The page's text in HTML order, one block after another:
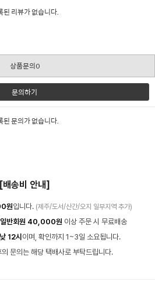
된 리뷰가 없습니다.
상품문의0
문의하기
된 문의가 없습니다.
[배송비 안내]
원입니다. (제주/도서/산간/오지 일부지역 추가)
반회원 40,000원 이상 주문 시 무료배송
낮 12시이며, 확인까지 1~3일 소요됩니다.
문의는 해당 택배사로 부탁드립니다.